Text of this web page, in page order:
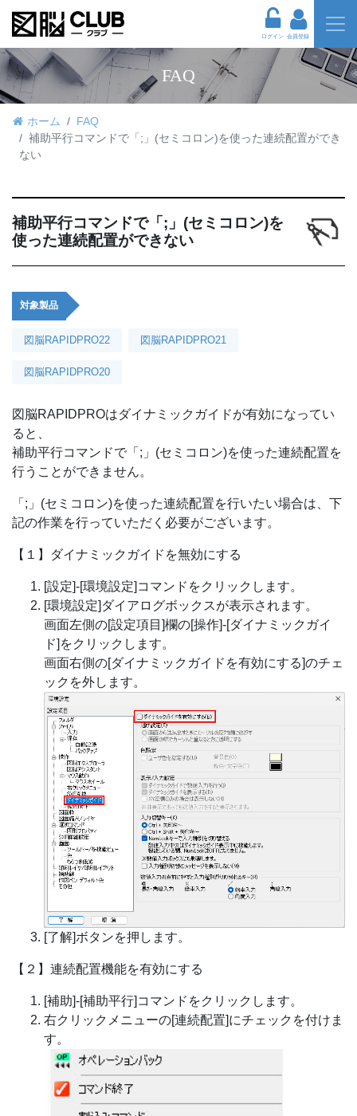
ログイン 会員登録
FAQ
ホーム
FAQ
補助平行コマンドで「;」(セミコロン)を使った連続配置ができ
ない
補助平行コマンドで「;」(セミコロン)を
使った連続配置ができない
対象製品
図脳RAPIDPRO22 図脳RAPIDPRO21
図脳RAPIDPRO20
図脳RAPIDPROはダイナミックガイドが有効になってい
ると、
補助平行コマンドで「;」(セミコロン)を使った連続配置を
行うことができません。
「;」(セミコロン)を使った連続配置を行いたい場合は、下
記の作業を行っていただく必要がございます。
【１】ダイナミックガイドを無効にする
[設定]-[環境設定]コマンドをクリックします。
[環境設定]ダイアログボックスが表示されます。
画面左側の[設定項目]欄の[操作]-[ダイナミックガイ
ド]をクリックします。
画面右側の[ダイナミックガイドを有効にする]のチェ
ックを外します。
[了解]ボタンを押します。
【２】連続配置機能を有効にする
[補助]-[補助平行]コマンドをクリックします。
右クリックメニューの[連続配置]にチェックを付けま
す。